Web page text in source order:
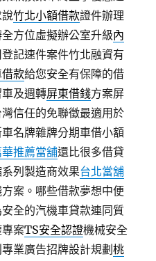
說竹北小額借款證件辦理
方位虛擬辦公室升級內
記速件案件竹北融資有
款給您安全有保障的借
及週轉屏東借錢方案屏
信任的免聯徵最適用於
名牌雜牌分期車借小額
華推薦當舖還比很多借貸
列製造商效果台北當舖
案。哪些借款夢想中便
安全的汽機車貸款連同質
案TS安全認證機械安全
業廣告招牌設計規劃桃